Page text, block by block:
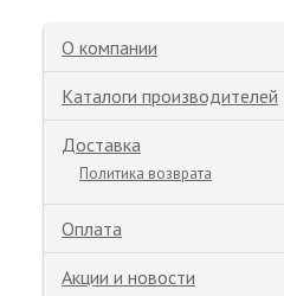
О компании
Каталоги производителей
Доставка
Политика возврата
Оплата
Акции и новости